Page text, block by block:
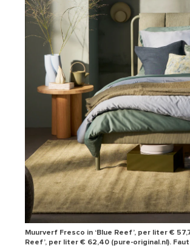
Muurverf Fresco in ‘Blue Reef’, per liter €
Reef’, per liter € 62,40 (pure-original.nl).